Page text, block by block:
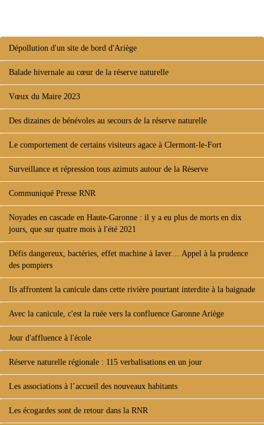
Dépollution d'un site de bord d'Ariège
Balade hivernale au cœur de la réserve naturelle
Vœux du Maire 2023
Des dizaines de bénévoles au secours de la réserve naturelle
Le comportement de certains visiteurs agace à Clermont-le-Fort
Surveillance et répression tous azimuts autour de la Réserve
Communiqué Presse RNR
Noyades en cascade en Haute-Garonne : il y a eu plus de morts en dix
jours, que sur quatre mois à l'été 2021
Défis dangereux, bactéries, effet machine à laver… Appel à la prudence
des pompiers
Ils affrontent la canicule dans cette rivière pourtant interdite à la baignade
Avec la canicule, c'est la ruée vers la confluence Garonne Ariège
Jour d'affluence à l'école
Réserve naturelle régionale : 115 verbalisations en un jour
Les associations à l’accueil des nouveaux habitants
Les écogardes sont de retour dans la RNR